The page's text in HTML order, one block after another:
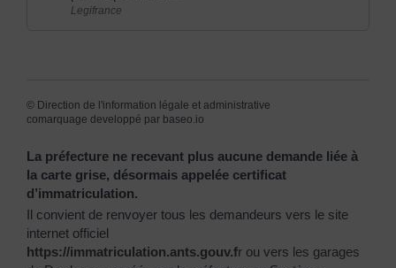
Legifrance
© Direction de l'information légale et administrative
comarquage developpé par baseo.io
La préfecture ne recevant plus aucune demande liée à
la carte grise, désormais appelée certificat
d’immatriculation.
Il convient de renvoyer tous les demandeurs vers le site
internet officiel
https://immatriculation.ants.gouv.fr ou vers les garages